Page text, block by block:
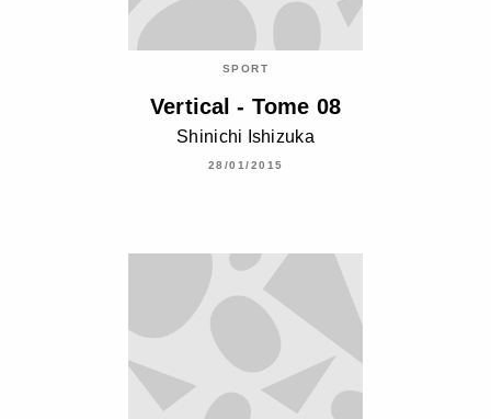
SPORT
Vertical - Tome 08
Shinichi Ishizuka
28/01/2015